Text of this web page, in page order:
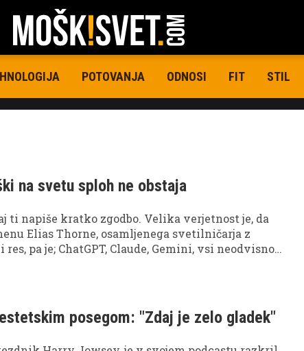
POTOVANJA ODNOSI FIT STIL
na svetu sploh ne obstaja
ti napiše kratko zgodbo. Velika verjetnost je, da
Elias Thorne, osamljenega svetilničarja z
pa je; ChatGPT, Claude, Gemini, vsi neodvisno
posegom: "Zdaj je zelo gladek"